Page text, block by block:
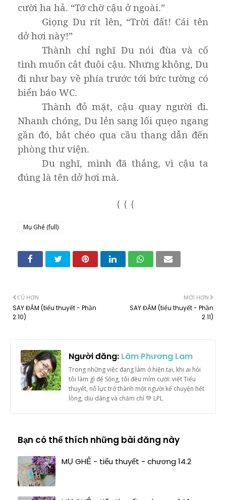
cười ha hả. “Tớ chờ cậu ở ngoài.”
Giọng Du rít lên, “Trời đất! Cái tên
dở hơi này!”
Thành chỉ nghĩ Du nói đùa và cố
tình muốn cắt đuôi cậu. Nhưng không, Du
đi như bay về phía trước tới bức tường có
biển báo WC.
Thành đỏ mặt, cậu quay người đi.
Nhanh chóng, Du lẻn sang lối quẹo ngang
gần đó, bắt chéo qua cầu thang dẫn đến
phòng thư viện.
Du nghĩ, mình đã thắng, vì cậu ta
đúng là tên dở hơi mà.
{ { {
Mụ Ghẻ (full)
MỚI HƠN
SAY ĐẮM (tiểu thuyết - Phần
2.11)
CŨ HƠN
SAY ĐẮM (tiểu thuyết - Phần
2.10)
Người đăng: Lâm Phương Lam
Trong những việc đang làm ở hiện tại, khi ai hỏi
tôi làm gì để Sống, tôi đều mỉm cười: viết Tiểu
thuyết, nỗ lực trở thành một người kể chuyện hết
lòng, dịu dàng và chăm chỉ 💚 LPL
Bạn có thể thích những bài đăng này
MỤ GHẺ - tiểu thuyết - chương 14.2